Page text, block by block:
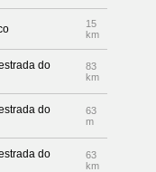
15
km
do
83
km
do
63
m
do
63
km